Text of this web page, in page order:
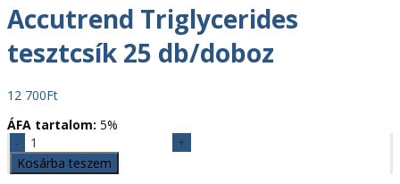
Accutrend Triglycerides
tesztcsík 25 db/doboz
12 700Ft
ÁFA tartalom: 5%
Accutrend
Triglycerides
tesztcsík
Kosárba teszem